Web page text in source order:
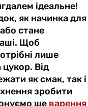
ідеальне!
як начинка для
стане
Щоб
лише
цукор. Від
як смак, так і
зробити
ще варення